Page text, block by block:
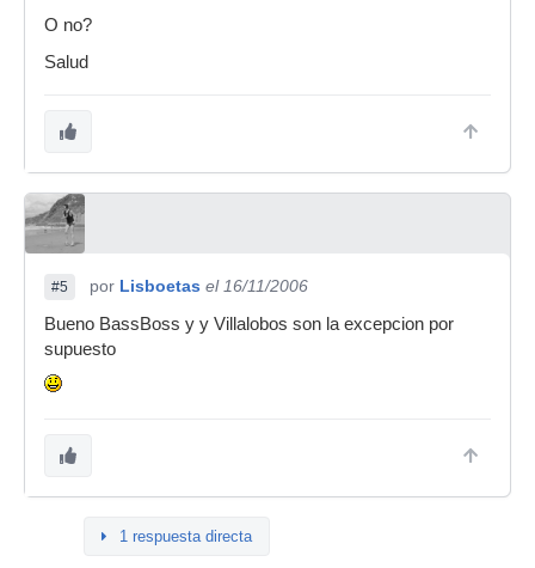
O no?
Salud
#5 por Lisboetas el 16/11/2006
Bueno BassBoss y y Villalobos son la excepcion por
supuesto
1 respuesta directa